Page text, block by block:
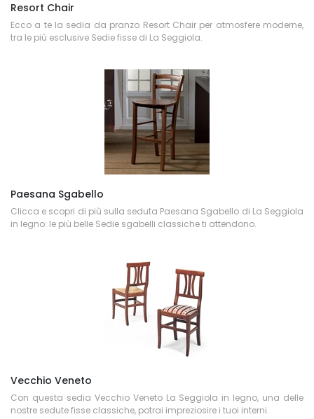
Resort Chair
Ecco a te la sedia da pranzo Resort Chair per atmosfere moderne,
tra le più esclusive Sedie fisse di La Seggiola.
Paesana Sgabello
Clicca e scopri di più sulla seduta Paesana Sgabello di La Seggiola
in legno: le più belle Sedie sgabelli classiche ti attendono.
Vecchio Veneto
Con questa sedia Vecchio Veneto La Seggiola in legno, una delle
nostre sedute fisse classiche, potrai impreziosire i tuoi interni.